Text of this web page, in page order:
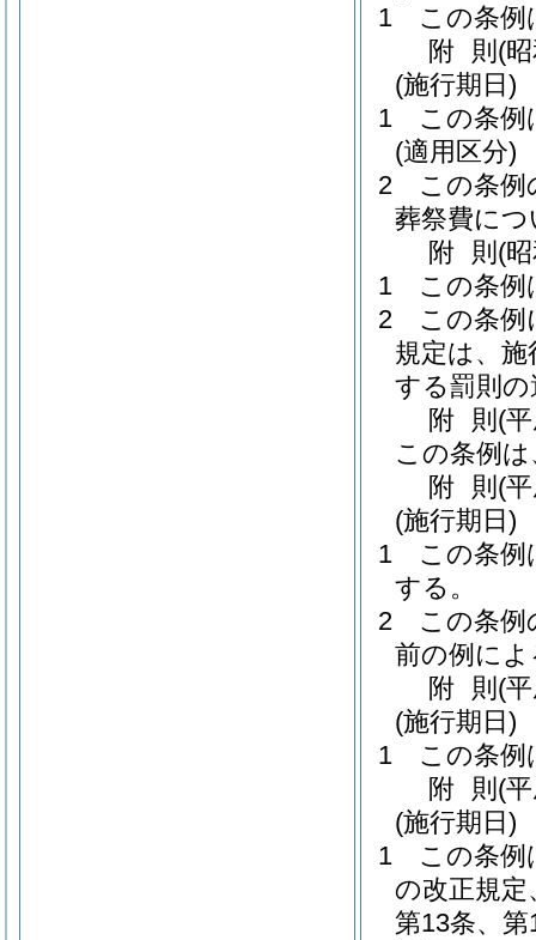
1
この条例
附 則 (
(施行期日)
1
この条例
(適用区分)
2
この条例
葬祭費に
附 則 (
1
この条例
2
この条例
規定は、
する罰則
附 則 (
この条例
附 則 (
(施行期日)
1
この条例
する。
2
この条例
前の例によ
附 則 (
(施行期日)
1
この条例
附 則 (
(施行期日)
1
この条例
の改正規定
第13条、